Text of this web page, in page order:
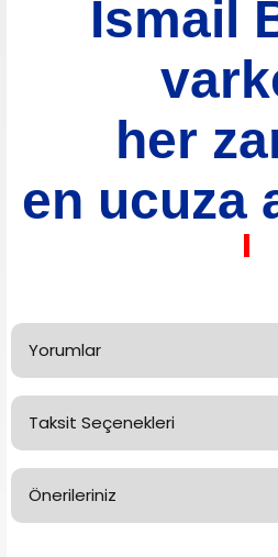
İsmail
her
en ucuza
Yorumlar
Bu ürüne ilk yorumu
Taksit Seçenekleri
Önerileriniz